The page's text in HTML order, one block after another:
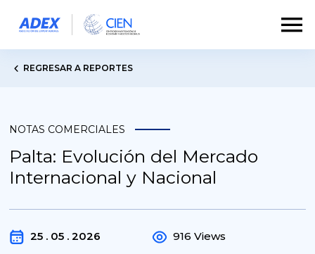
REGRESAR A REPORTES
NOTAS COMERCIALES
Palta: Evolución del Mercado
Internacional y Nacional
25 . 05 . 2026 916 Views